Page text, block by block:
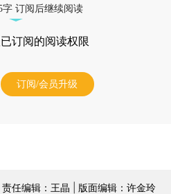
字 订阅后继续阅读
订阅的阅读权限
订阅/会员升级
责任编辑：王晶 | 版面编辑：许金玲